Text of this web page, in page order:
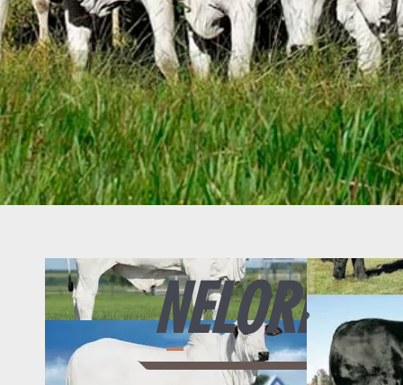
NELORE